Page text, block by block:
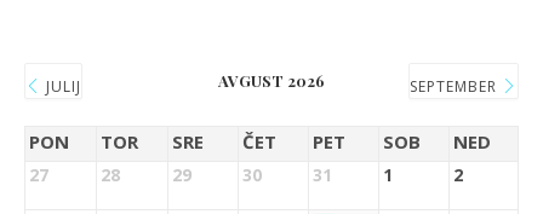
JULIJ AVGUST 2026 SEPTEMBER
PON TOR SRE ČET PET SOB NED
27 28 29 30 31 1 2